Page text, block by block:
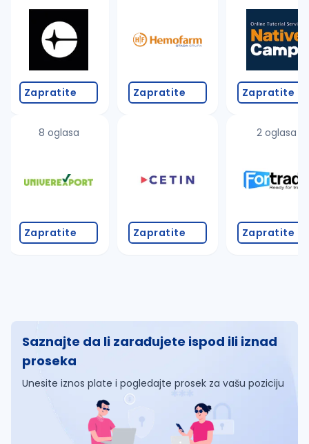
Zapratite
8 oglasa
Zapratite
Zapratite
Zapratite
Zapratite
2 oglasa
Zapratite
Saznajte da li zarađujete ispod ili iznad
proseka
Unesite iznos plate i pogledajte prosek za vašu poziciju